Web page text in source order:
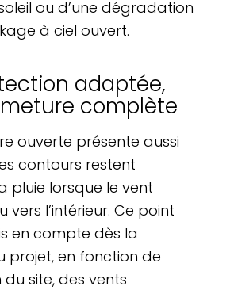
ou d’une dégradation
à ciel ouvert.
adaptée,
complète
ouverte présente aussi
contours restent
pluie lorsque le vent
vers l’intérieur. Ce point
en compte dès la
projet, en fonction de
du site, des vents